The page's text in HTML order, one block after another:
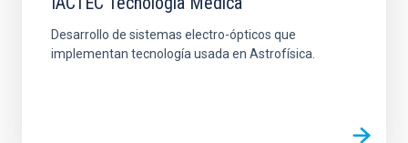
Desarrollo de sistemas electro-ópticos que
implementan tecnología usada en Astrofísica.